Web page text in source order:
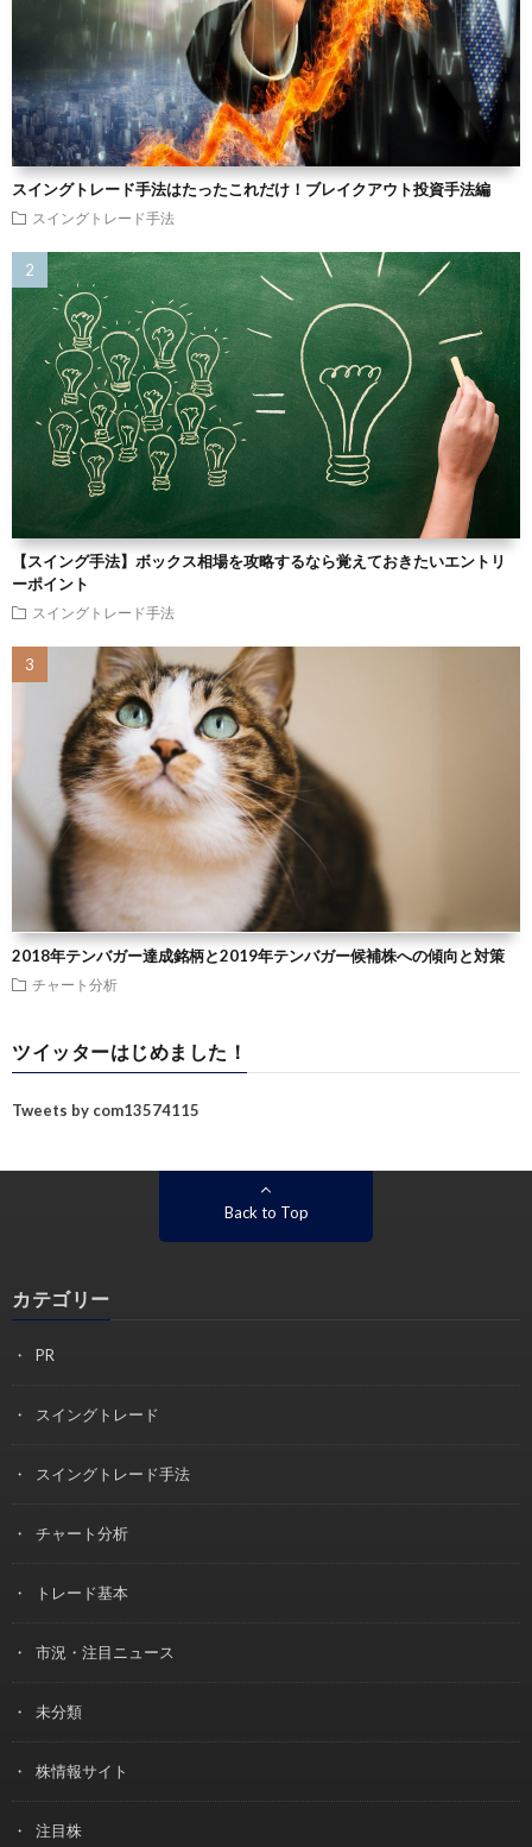
スイングトレード手法はたったこれだけ！ブレイクアウト投資手法編
スイングトレード手法
【スイング手法】ボックス相場を攻略するなら覚えておきたいエントリ
ーポイント
スイングトレード手法
2018年テンバガー達成銘柄と2019年テンバガー候補株への傾向と対策
チャート分析
ツイッターはじめました！
Tweets by com13574115
Back to Top
カテゴリー
PR
スイングトレード
スイングトレード手法
チャート分析
トレード基本
市況・注目ニュース
未分類
株情報サイト
注目株